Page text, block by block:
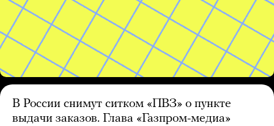
В России снимут ситком «ПВЗ» о пункте
выдачи заказов. Глава «Газпром-медиа»